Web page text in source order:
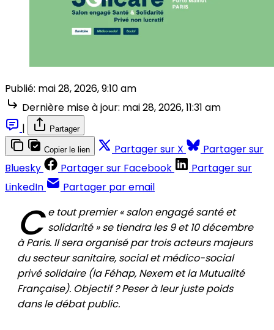
Publié: mai 28, 2026, 9:10 am
Dernière mise à jour: mai 28, 2026, 11:31 am
|
Partager
Copier le lien Partager sur X
Partager sur
Bluesky
Partager sur Facebook
Partager sur
LinkedIn
Partager par email
C e tout premier « salon engagé santé et
solidarité » se tiendra les 9 et 10 décembre
à Paris. Il sera organisé par trois acteurs majeurs
du secteur sanitaire, social et médico-social
privé solidaire (la Féhap, Nexem et la Mutualité
Française). Objectif ? Peser à leur juste poids
dans le débat public.